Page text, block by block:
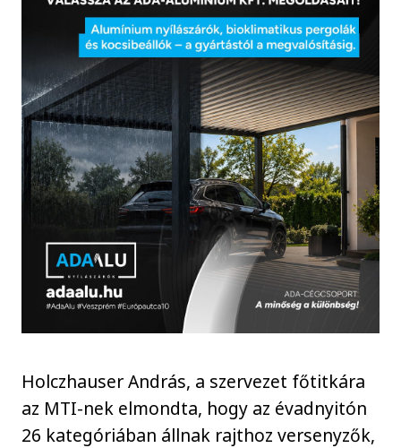
Holczhauser András, a szervezet főtitkára
az MTI-nek elmondta, hogy az évadnyitón
26 kategóriában állnak rajthoz versenyzők,